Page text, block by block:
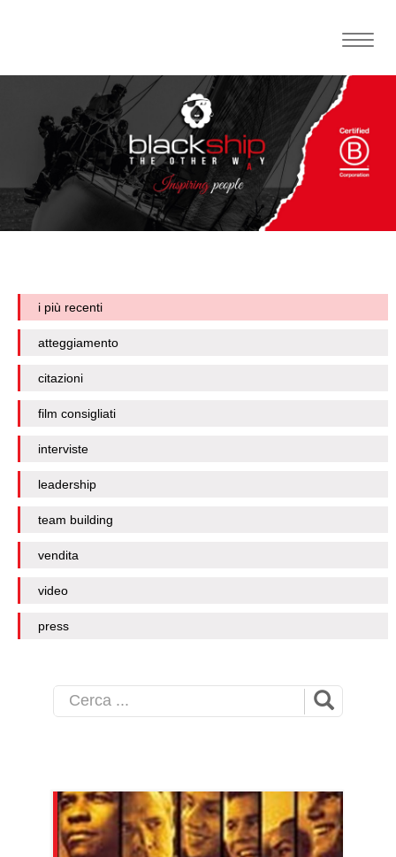
Toggle
i più recenti
atteggiamento
citazioni
film consigliati
interviste
leadership
team building
vendita
video
press